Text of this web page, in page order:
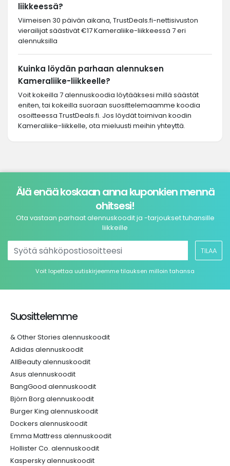
liikkeessä?
Viimeisen 30 päivän aikana, TrustDeals.fi-nettisivuston
vierailijat säästivät €17 Kameraliike-liikkeessä 7 eri
alennuksilla
Kuinka löydän parhaan alennuksen
Kameraliike-liikkeelle?
Voit kokeilla 7 alennuskoodia löytääksesi millä säästät
eniten, tai kokeilla suoraan suosittelemaamme koodia
osoitteessa TrustDeals.fi. Jos löydät toimivan koodin
Kameraliike-liikkelle, ota mieluusti meihin yhteyttä.
Älä enää koskaan anna kuponkien mennä
ohitsesi!
Ota vastaan parhaat alennuskoodit ja -tarjoukset tuhansille
liikkeille
TILAA
Voit lopettaa uutiskirjeemme tilauksen milloin tahansa
Suosittelemme
& Other Stories alennuskoodit
Adidas alennuskoodit
AllBeauty alennuskoodit
Asus alennuskoodit
BangGood alennuskoodit
Björn Borg alennuskoodit
Burger King alennuskoodit
Dockers alennuskoodit
Emma Mattress alennuskoodit
Hollister Co. alennuskoodit
Kaspersky alennuskoodit